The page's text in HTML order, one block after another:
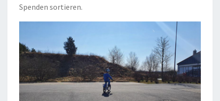
Spenden sortieren.